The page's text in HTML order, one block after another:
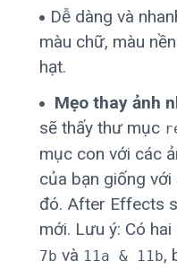
Dễ dàng và
màu chữ, màu
hạt.
Mẹo thay ảnh
sẽ thấy thư mục
mục con với các
của bạn giống
đó. After Effects
mới. Lưu ý: Có
7b và 11a & 11b,